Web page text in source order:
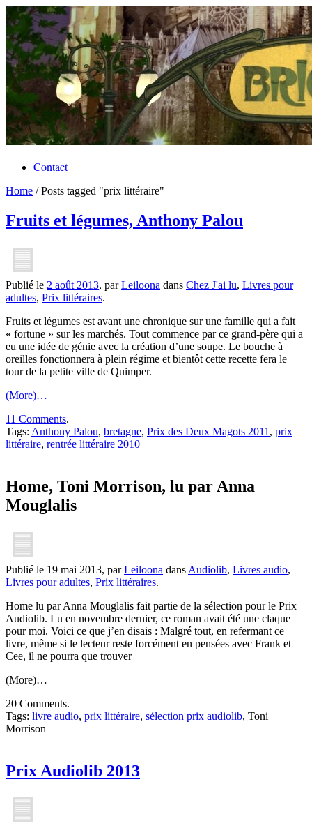
Contact
Home /Posts tagged "prix littéraire"
Fruits et légumes, Anthony Palou
Publié le 2 août 2013, parLeiloona dans Chez J'ai lu, Livres pour
adultes, Prix littéraires.
Fruits et légumes est avant une chronique sur une famille qui a fait
« fortune » sur les marchés. Tout commence par ce grand-père qui a
eu une idée de génie avec la création d’une soupe. Le bouche à
oreilles fonctionnera à plein régime et bientôt cette recette fera le
tour de la petite ville de Quimper.
(More)…
11 Comments.
Tags: Anthony Palou, bretagne, Prix des Deux Magots 2011 , prix
littéraire, rentrée littéraire 2010
Home, Toni Morrison, lu par Anna
Mouglalis
Publié le 19 mai 2013, parLeiloona dans Audiolib, Livres audio,
Livres pour adultes, Prix littéraires.
Home lu par Anna Mouglalis fait partie de la sélection pour le Prix
Audiolib. Lu en novembre dernier, ce roman avait été une claque
pour moi. Voici ce que j’en disais : Malgré tout, en refermant ce
livre, même si le lecteur reste forcément en pensées avec Frank et
Cee, il ne pourra que trouver
(More)…
20 Comments.
Tags: livre audio, prix littéraire, sélection prix audiolib, Toni
Morrison
Prix Audiolib 2013